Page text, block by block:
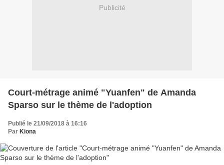
Publicité
Court-métrage animé "Yuanfen" de Amanda
Sparso sur le thème de l'adoption
Publié le 21/09/2018 à 16:16
Par Kiona